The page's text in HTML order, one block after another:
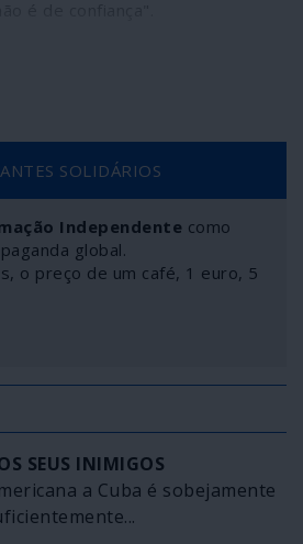
SOLIDÁRIOS
Independente como
global.
o preço de um café, 1 euro, 5
SEUS INIMIGOS
a Cuba é sobejamente